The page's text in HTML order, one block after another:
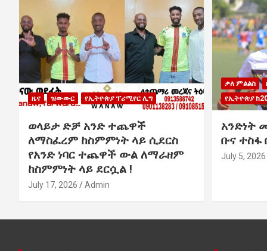
ዜና ዝውውር የኢትዮጵያ ፕሪሚየር ሊግ
ወላይታ ድቻ አንድ ተጨዋች
ለማስፈረም ከስምምነት ላይ ሲደርስ
የአንድ ነባር ተጨዋች ውል ለማራዘም
ከስምምነት ላይ ደርሷል !
July 17, 2026 Admin
ቃለ ምልልስ
የኢትዮጵያ
አንድነት
ቡና ተስፋ
July 5, 2026